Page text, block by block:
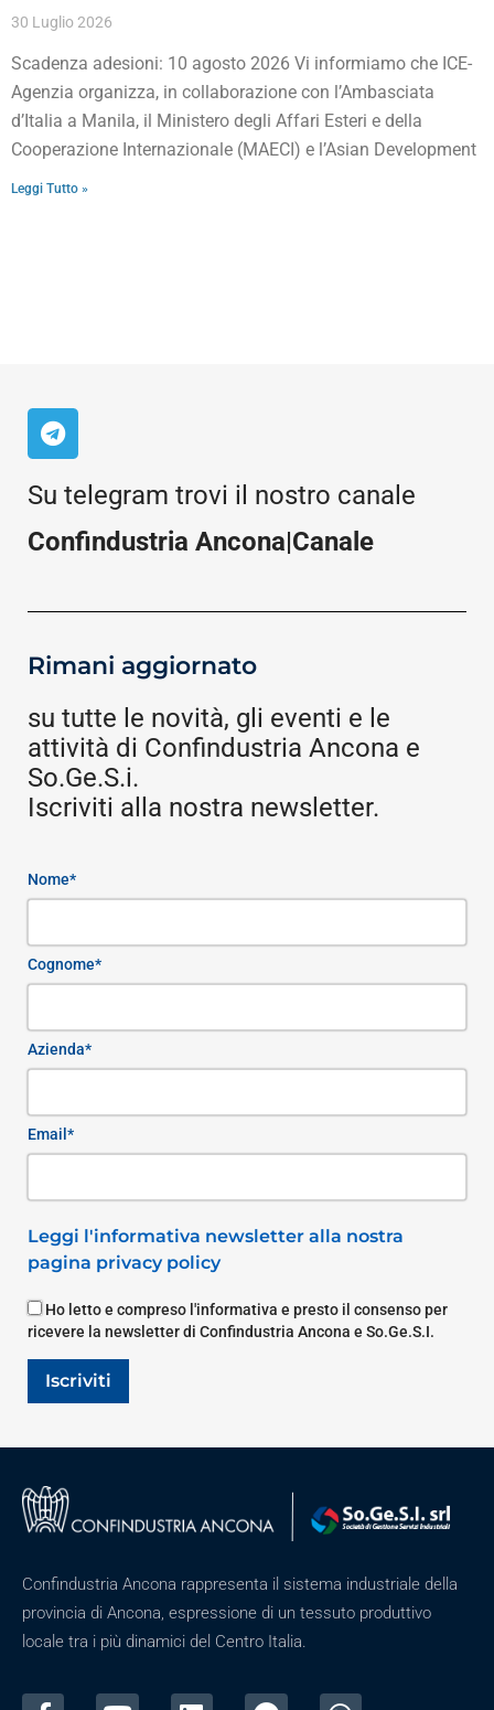
30 Luglio 2026
Scadenza adesioni: 10 agosto 2026 Vi informiamo che ICE-
Agenzia organizza, in collaborazione con l’Ambasciata
d’Italia a Manila, il Ministero degli Affari Esteri e della
Cooperazione Internazionale (MAECI) e l’Asian Development
Leggi Tutto »
Su telegram trovi il nostro canale
Confindustria Ancona|Canale
Rimani aggiornato
su tutte le novità, gli eventi e le
attività di Confindustria Ancona e
So.Ge.S.i.
Iscriviti alla nostra newsletter.
Nome*
Cognome*
Azienda*
Email*
Leggi l'informativa newsletter alla nostra
pagina privacy policy
Ho letto e compreso l'informativa e presto il consenso per
ricevere la newsletter di Confindustria Ancona e So.Ge.S.I.
Iscriviti
Confindustria Ancona rappresenta il sistema industriale della
provincia di Ancona, espressione di un tessuto produttivo
locale tra i più dinamici del Centro Italia.